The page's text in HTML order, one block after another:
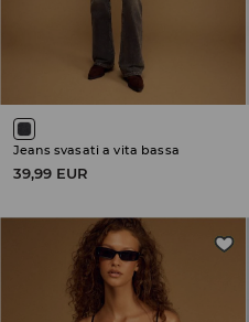
Jeans svasati a vita bassa
39,99 EUR